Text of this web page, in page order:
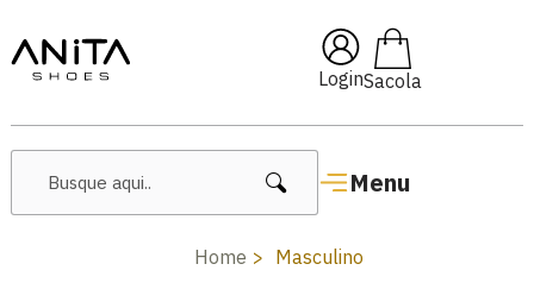
Login
Menu
🔥 Lançamentos
Home Masculino